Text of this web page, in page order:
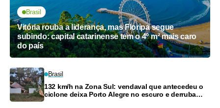
Brasil
Vitória rouba a liderança, mas Floripa segue
subindo: capital catarinense tem o 4º m² mais caro
do país
Brasil
132 km/h na Zona Sul: vendaval que antecedeu o
ciclone deixa Porto Alegre no escuro e derruba